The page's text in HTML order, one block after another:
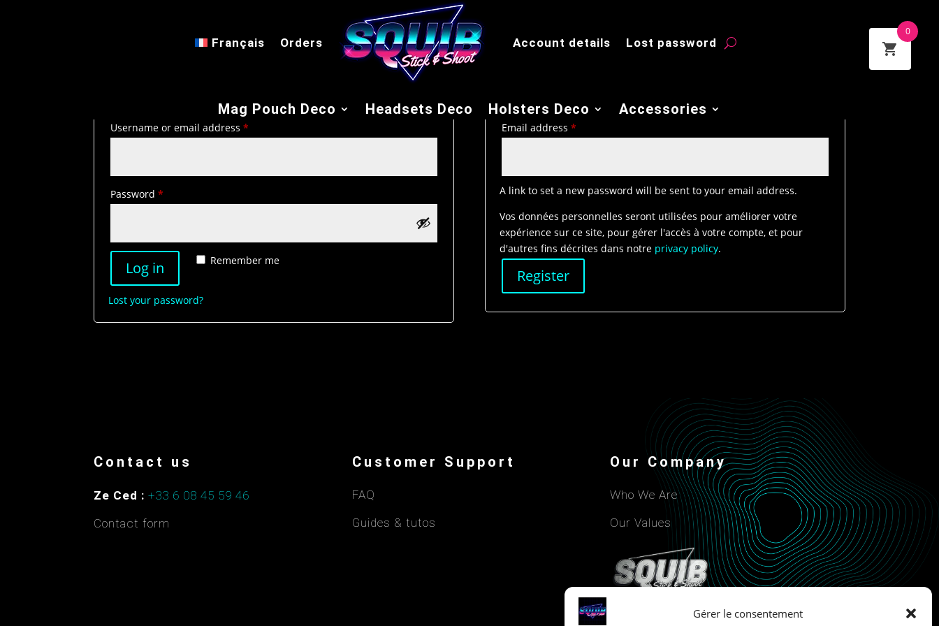
Gérer le consentement
Français Orders Account details Lost password
Mag Pouch Deco Headsets Deco Holsters Deco Accessories
Username or email address*
Password*
Remember me
Log in
Lost your password?
Email address *Required
A link to set a new password will be sent to your email address.
Vos données personnelles seront utilisées pour améliorer votre
expérience sur ce site, pour gérer l'accès à votre compte, et pour
d'autres fins décrites dans notre privacy policy.
Register
Contact us
Ze Ced : +33 6 08 45 59 46
Contact form
Customer Support
FAQ
Guides & tutos
Our Company
Who We Are
Our Values
0